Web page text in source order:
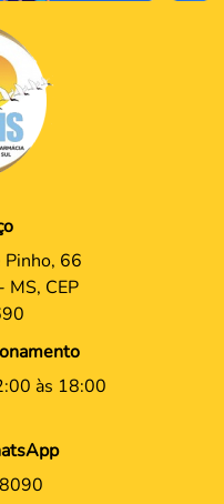
Pinho, 66
MS, CEP
às 18:00